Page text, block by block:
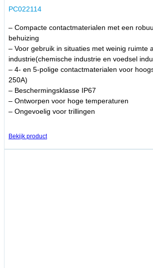
PC022114
– Compacte contactmaterialen met een
behuizing
– Voor gebruik in situaties met weinig ruimte
industrie(chemische industrie en voedsel
– 4- en 5-polige contactmaterialen voor
250A)
– Beschermingsklasse IP67
– Ontworpen voor hoge temperaturen
– Ongevoelig voor trillingen
Bekijk product